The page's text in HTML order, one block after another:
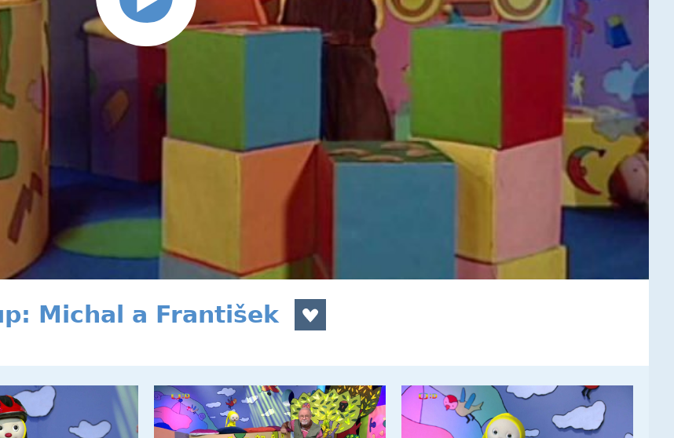
Michal a František